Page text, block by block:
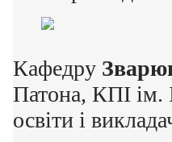
Кафедру
Патона, КПІ ім.
освіти і